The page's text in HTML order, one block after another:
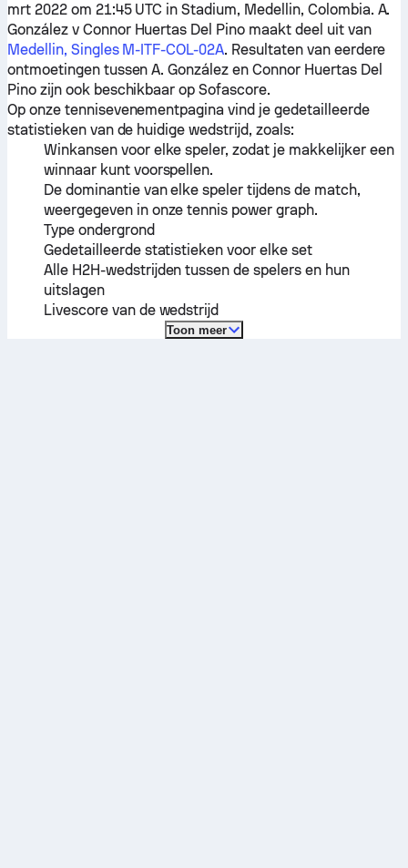
mrt 2022 om 21:45 UTC in Stadium, Medellin, Colombia. A.
Gonzálezv Connor Huertas Del Pino maakt deel uit van
Medellin, Singles M-ITF-COL-02A. Resultaten van eerdere
ontmoetingen tussenA. González enConnor Huertas Del
Pinozijn ook beschikbaar op Sofascore.
Op onze tennisevenementpagina vind je gedetailleerde
statistieken van de huidige wedstrijd, zoals:
Winkansen voor elke speler, zodat je makkelijker een
winnaar kunt voorspellen.
De dominantie van elke speler tijdens de match,
weergegeven in onze tennis power graph.
Type ondergrond
Gedetailleerde statistieken voor elke set
Alle H2H-wedstrijden tussen de spelers en hun
uitslagen
Livescore van de wedstrijd
Toon meer